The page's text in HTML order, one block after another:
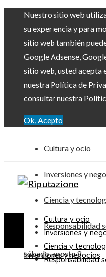
Nuestro sitio web
su experiencia y para
sitio web también
Google Adsense,
sitio web, usted acepta
nuestra Política de
consultar nuestra
Ok, Acepto
Cultura y ocio
Inversiones y
Ciencia y
Responsabilidad
sábado, agosto 8
Cultura y ocio
Inversiones y
Ciencia y
Responsabilidad
Inversiones y negocios